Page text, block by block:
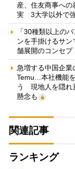
産、住友商事へ
実 3大学以外で
「30種類以上の
ンを手掛けるサ
舗展開のコンセプ
急増する中国企業
Temu…本社機能
う 現地人を隠れ
懸念も
関連記事
ランキング